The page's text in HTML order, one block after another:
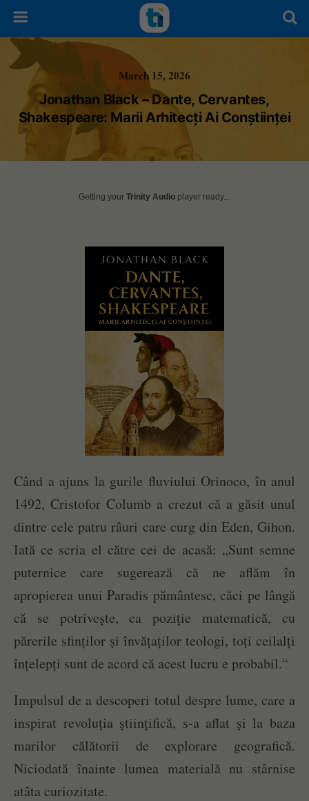
March 15, 2026
Jonathan Black – Dante, Cervantes,
Shakespeare: Marii Arhitecți Ai Conștiinței
Getting your Trinity Audio player ready...
Când a ajuns la gurile fluviului Orinoco, în anul
1492, Cristofor Columb a crezut că a găsit unul
dintre cele patru râuri care curg din Eden, Gihon.
Iată ce scria el către cei de acasă: „Sunt semne
puternice care sugerează că ne aflăm în
apropierea unui Paradis pământesc, căci pe lângă
că se potrivește, ca poziție matematică, cu
părerile sfinților și învățaților teologi, toți ceilalți
înțelepți sunt de acord că acest lucru e probabil.“
Impulsul de a descoperi totul despre lume, care a
inspirat revoluția științifică, s-a aflat și la baza
marilor călătorii de explorare geografică.
Niciodată înainte lumea materială nu stârnise
atâta curiozitate.